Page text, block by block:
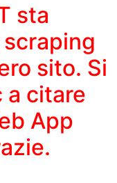
sta
sito. Si
a citare
App